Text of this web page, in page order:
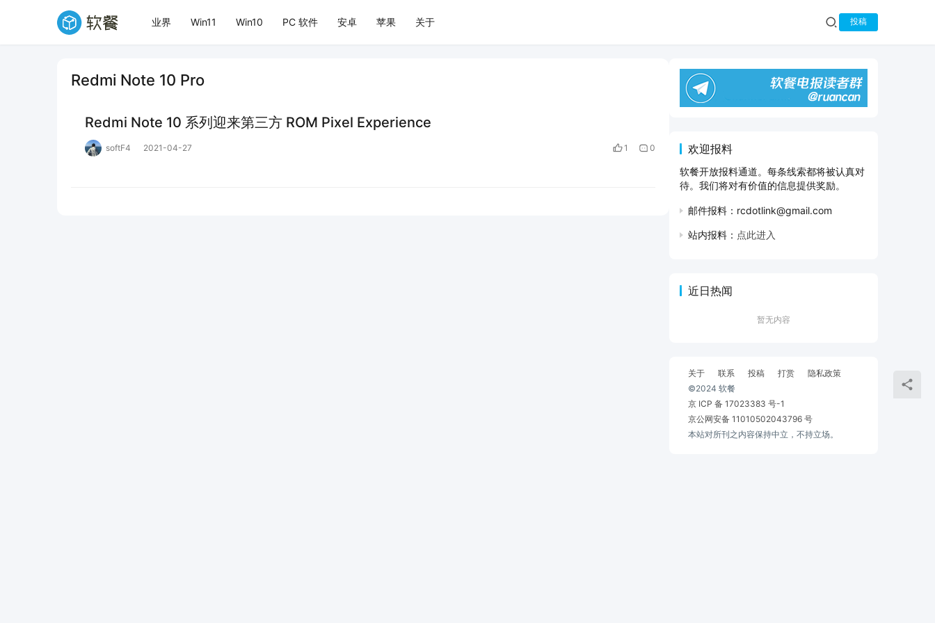
业界 Win11 Win10 PC 软件 安卓 苹果 关于 投稿
Redmi Note 10 Pro
Redmi Note 10 系列迎来第三方 ROM Pixel Experience
softF4 2021-04-27 1 0 欢迎报料
软餐开放报料通道。每条线索都将被认真对
待。我们将对有价值的信息提供奖励。
邮件报料：rcdotlink@gmail.com
站内报料： 点此进入
近日热闻
暂无内容
关于 联系 投稿 打赏
隐私政策
©2024 软餐
京 ICP 备 17023383 号-1
京公网安备 11010502043796 号
本站对所刊之内容保持中立，不持立场。